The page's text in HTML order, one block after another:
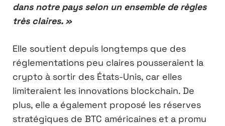
dans notre pays selon un ensemble de règles
très claires. »
Elle soutient depuis longtemps que des
réglementations peu claires pousseraient la
crypto à sortir des États-Unis, car elles
limiteraient les innovations blockchain. De
plus, elle a également proposé les réserves
stratégiques de BTC américaines et a promu